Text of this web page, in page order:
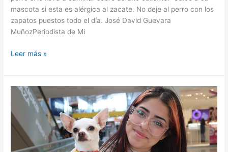
mascota si esta es alérgica al zacate. No deje al perro con los
zapatos puestos todo el día. José David Guevara
MuñozPeriodista de Mi
Leer más »
cuidados
que
hay
tener